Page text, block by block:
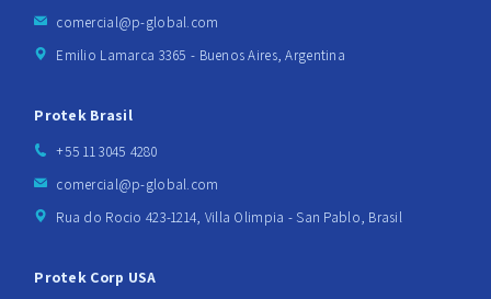
comercial@p-global.com
Emilio Lamarca 3365 - Buenos Aires, Argentina
Protek Brasil
+55 11 3045 4280
comercial@p-global.com
Rua do Rocio 423-1214, Villa Olimpia - San Pablo, Brasil
Protek Corp USA